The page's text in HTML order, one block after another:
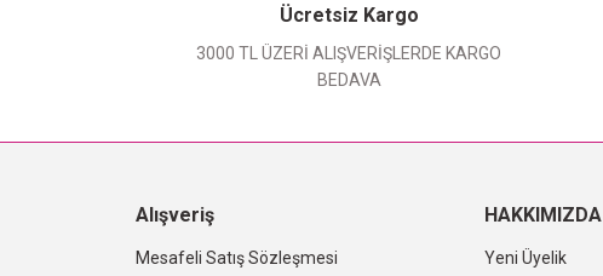
Ücretsiz Kargo
3000 TL ÜZERİ ALIŞVERİŞLERDE KARGO
BEDAVA
Alışveriş
Mesafeli Satış Sözleşmesi
HAKKIMIZDA
Yeni Üyelik